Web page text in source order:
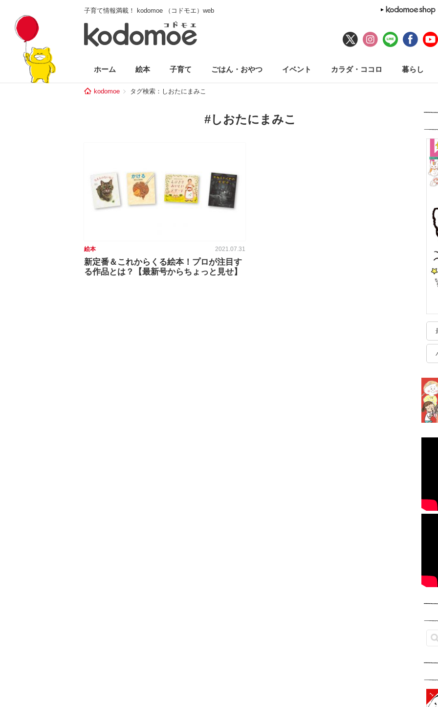
子育て情報満載！ kodomoe （コドモエ）web
ホーム 絵本 子育て ごはん・おやつ イベント カラダ・ココロ 暮らし
kodomoe タグ検索：しおたにまみこ
#しおたにまみこ
絵本 2021.07.31
新定番＆これからくる絵本！プロが注目す
る作品とは？【最新号からちょっと見せ】
1